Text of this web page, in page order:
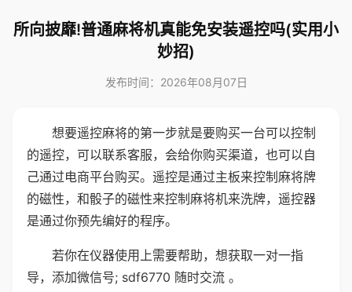
所向披靡!普通麻将机真能免安装遥控吗(实用小
妙招)
发布时间：2026年08月07日
想要遥控麻将的第一步就是要购买一台可以控制
的遥控，可以联系客服，会给你购买渠道，也可以自
己通过电商平台购买。遥控是通过主板来控制麻将牌
的磁性，和骰子的磁性来控制麻将机来洗牌，遥控器
是通过你预先编好的程序。
若你在仪器使用上需要帮助，想获取一对一指
导，添加微信号; sdf6770 随时交流 。